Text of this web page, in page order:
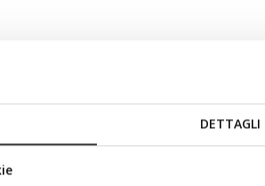
DETTAGLI
acompañarte a